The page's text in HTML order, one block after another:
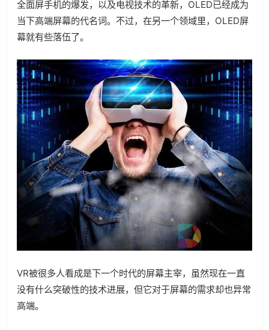
全面屏手机的爆发，以及电视技术的革新，OLED已经成为
当下高端屏幕的代名词。不过，在另一个领域里，OLED屏
幕就有些落伍了。
VR被很多人看成是下一个时代的屏幕主宰，虽然现在一直
没有什么突破性的技术进展，但它对于屏幕的需求却也异常
高端。